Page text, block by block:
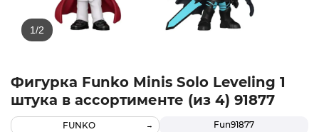
Фигурка Funko Minis Solo Leveling 1
штука в ассортименте (из 4) 91877
Fun91877
FUNKO